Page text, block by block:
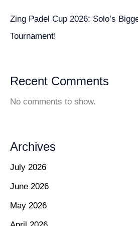
Zing Padel Cup 2026: Solo’s
Tournament!
Recent Comments
No comments to show.
Archives
July 2026
June 2026
May 2026